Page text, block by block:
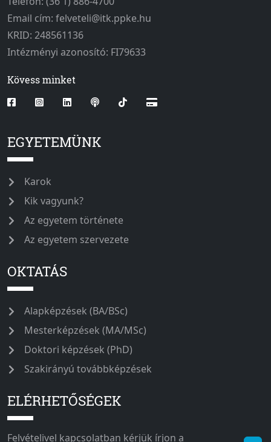
Email cím: felveteli@itk.ppke.hu
KRID: 248561136
Intézményi azonosító: FI79633
Kövess minket
EGYETEMÜNK
Karok
Kik vagyunk?
Az egyetem története
Az egyetem szervezete
OKTATÁS
Alapképzések (BA/BSc)
Mesterképzések (MA/MSc)
Doktori képzések (PhD)
Szakirányú továbbképzések
ELÉRHETŐSÉGEK
Felvételivel kapcsolatban kérjük írjon a